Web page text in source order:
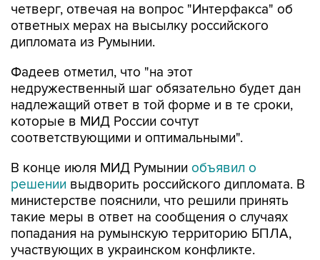
четверг, отвечая на вопрос "Интерфакса" об
ответных мерах на высылку российского
дипломата из Румынии.
Фадеев отметил, что "на этот
недружественный шаг обязательно будет дан
надлежащий ответ в той форме и в те сроки,
которые в МИД России сочтут
соответствующими и оптимальными".
В конце июля МИД Румынии объявил о
решении выдворить российского дипломата. В
министерстве пояснили, что решили принять
такие меры в ответ на сообщения о случаях
попадания на румынскую территорию БПЛА,
участвующих в украинском конфликте.